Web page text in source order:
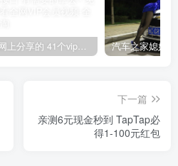
网上分享的 41个vip解析接口 有需要的拿去~ 免费看全网VIP会员视频
下一篇
亲测6元现金秒到 TapTap必
得1-100元红包